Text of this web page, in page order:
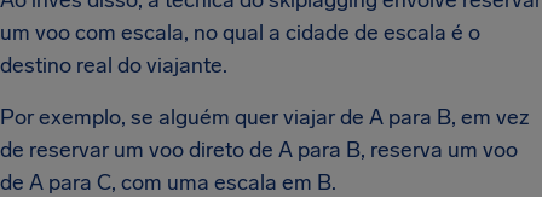
um voo com escala, no qual a cidade de escala é o
destino real do viajante.
Por exemplo, se alguém quer viajar de A para B, em vez
de reservar um voo direto de A para B, reserva um voo
de A para C, com uma escala em B.